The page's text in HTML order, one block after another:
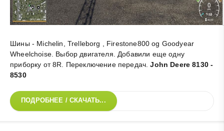
Шины - Michelin, Trelleborg , Firestone800 og Goodyear
Wheelchoise. Выбор двигателя. Добавили еще одну
приборку от 8R. Переключение передач .John Deere 8130 -
8530
ПОДРОБНЕЕ / СКАЧАТЬ...